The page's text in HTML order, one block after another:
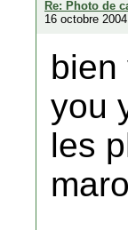
Re: Photo de
16 octobre
bien
you
les